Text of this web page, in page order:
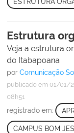
Estrutura
Veja a estrutura
do Itabapoana
por Comunicação
publicado em 01/01/
08h51
registrado em:
CAMPUS BOM